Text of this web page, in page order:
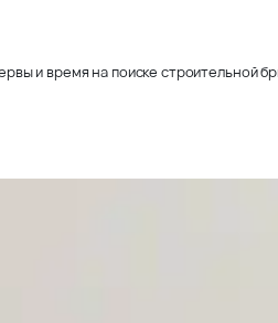
и время на поиске строительной